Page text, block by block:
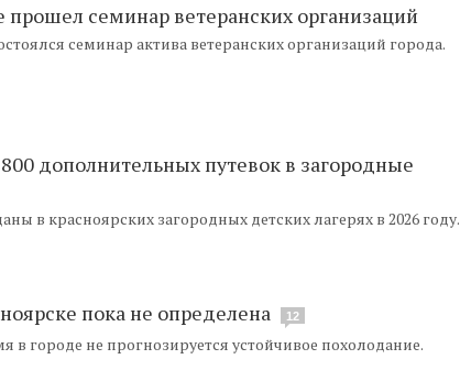
семинар ветеранских организаций
семинар актива ветеранских организаций города.
дополнительных путевок в загородные
в красноярских загородных детских лагерях в 2026 году.
пока не определена 12
городе не прогнозируется устойчивое похолодание.